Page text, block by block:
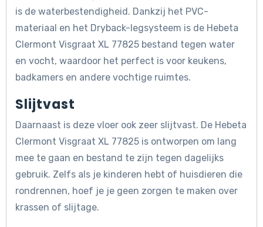
is de waterbestendigheid. Dankzij het PVC-
materiaal en het Dryback-legsysteem is de Hebeta
Clermont Visgraat XL 77825 bestand tegen water
en vocht, waardoor het perfect is voor keukens,
badkamers en andere vochtige ruimtes.
Slijtvast
Daarnaast is deze vloer ook zeer slijtvast. De Hebeta
Clermont Visgraat XL 77825 is ontworpen om lang
mee te gaan en bestand te zijn tegen dagelijks
gebruik. Zelfs als je kinderen hebt of huisdieren die
rondrennen, hoef je je geen zorgen te maken over
krassen of slijtage.